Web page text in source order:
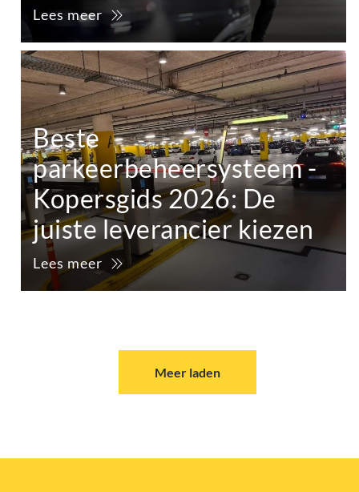
Lees meer
Beste
parkeerbeheersysteem -
Kopersgids 2026: De
juiste leverancier kiezen
Lees meer
Meer laden